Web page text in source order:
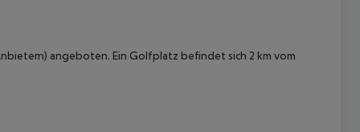
angeboten. Ein Golfplatz befindet sich 2 km vom